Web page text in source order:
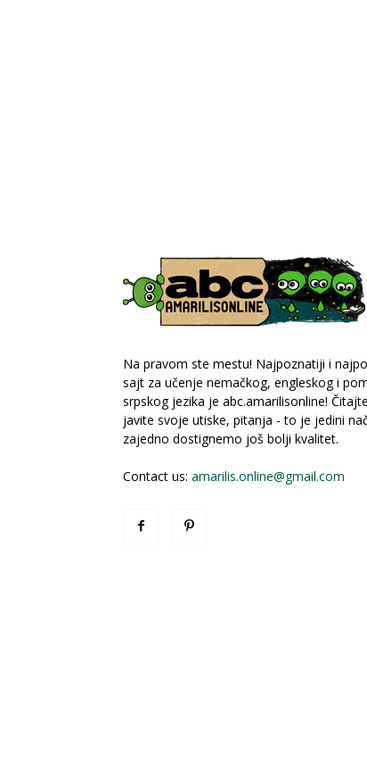
Na pravom ste mestu! Najpoznatiji i
sajt za učenje nemačkog, engleskog i
srpskog jezika je abc.amarilisonline!
javite svoje utiske, pitanja - to je jedini
zajedno dostignemo još bolji kvalitet.
Contact us: amarilis.online@gmail.com